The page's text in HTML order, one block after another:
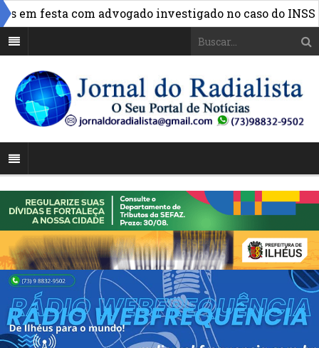
com advogado investigado no caso do INSS »